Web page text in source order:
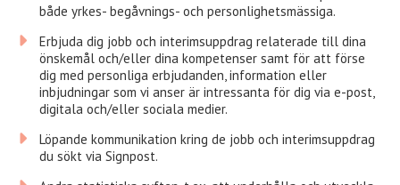
både yrkes- begåvnings- och personlighetsmässiga.
Erbjuda dig jobb och interimsuppdrag relaterade till dina
önskemål och/eller dina kompetenser samt för att förse
dig med personliga erbjudanden, information eller
inbjudningar som vi anser är intressanta för dig via e-post,
digitala och/eller sociala medier.
Löpande kommunikation kring de jobb och interimsuppdrag
du sökt via Signpost.